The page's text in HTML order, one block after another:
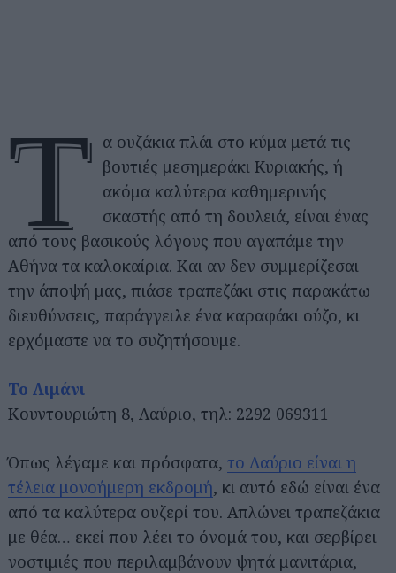
Τ
α ουζάκια πλάι στο κύμα μετά τις
βουτιές μεσημεράκι Κυριακής, ή
ακόμα καλύτερα καθημερινής
σκαστής από τη δουλειά, είναι ένας
από τους βασικούς λόγους που αγαπάμε την
Αθήνα τα καλοκαίρια. Και αν δεν συμμερίζεσαι
την άποψή μας, πιάσε τραπεζάκι στις παρακάτω
διευθύνσεις, παράγγειλε ένα καραφάκι ούζο, κι
ερχόμαστε να το συζητήσουμε.
Το Λιμάνι
Κουντουριώτη 8, Λαύριο, τηλ: 2292 069311
Όπως λέγαμε και πρόσφατα, το Λαύριο είναι η
τέλεια μονοήμερη εκδρομή, κι αυτό εδώ είναι ένα
από τα καλύτερα ουζερί του. Απλώνει τραπεζάκια
με θέα… εκεί που λέει το όνομά του, και σερβίρει
νοστιμιές που περιλαμβάνουν ψητά μανιτάρια,